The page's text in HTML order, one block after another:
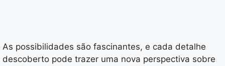
As possibilidades são fascinantes, e cada detalhe
descoberto pode trazer uma nova perspectiva sobre